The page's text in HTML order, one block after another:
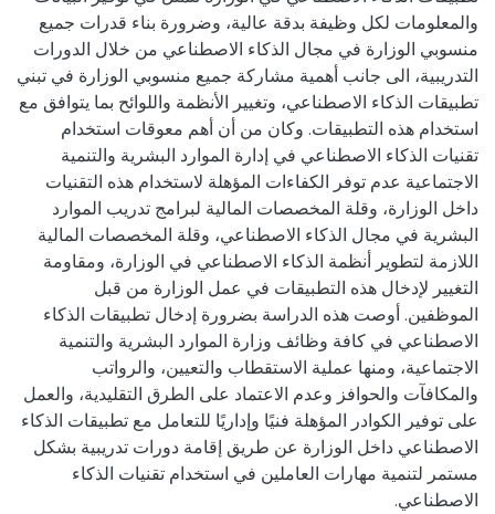
والمعلومات لكل وظيفة بدقة عالية، وضرورة بناء قدرات جميع
منسوبي الوزارة في مجال الذكاء الاصطناعي من خلال الدورات
التدريبية، الى جانب أهمية مشاركة جميع منسوبي الوزارة في تبني
تطبيقات الذكاء الاصطناعي، وتغيير الأنظمة واللوائح بما يتوافق مع
استخدام هذه التطبيقات. وكان من أن أهم معوقات استخدام
تقنيات الذكاء الاصطناعي في إدارة الموارد البشرية والتنمية
الاجتماعية عدم توفر الكفاءات المؤهلة لاستخدام هذه التقنيات
داخل الوزارة، وقلة المخصصات المالية لبرامج تدريب الموارد
البشرية في مجال الذكاء الاصطناعي، وقلة المخصصات المالية
اللازمة لتطوير أنظمة الذكاء الاصطناعي في الوزارة، ومقاومة
التغيير لإدخال هذه التطبيقات في عمل الوزارة من قبل
الموظفين. أوصت هذه الدراسة بضرورة إدخال تطبيقات الذكاء
الاصطناعي في كافة وظائف وزارة الموارد البشرية والتنمية
الاجتماعية، ومنها عملية الاستقطاب والتعيين، والرواتب
والمكافآت والحوافز وعدم الاعتماد على الطرق التقليدية، والعمل
على توفير الكوادر المؤهلة فنيًا وإداريًا للتعامل مع تطبيقات الذكاء
الاصطناعي داخل الوزارة عن طريق إقامة دورات تدريبية بشكل
مستمر لتنمية مهارات العاملين في استخدام تقنيات الذكاء
الاصطناعي.